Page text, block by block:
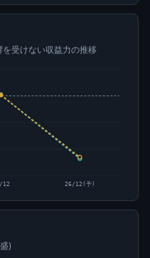
受けない収益力の推移
12 26/12(予)
)